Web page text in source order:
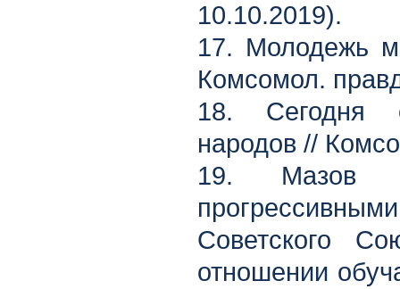
10.10.2019).
17. Молодежь
Комсомол.
18. Сегодня
народов //
19. Мазов
Советского
отношении